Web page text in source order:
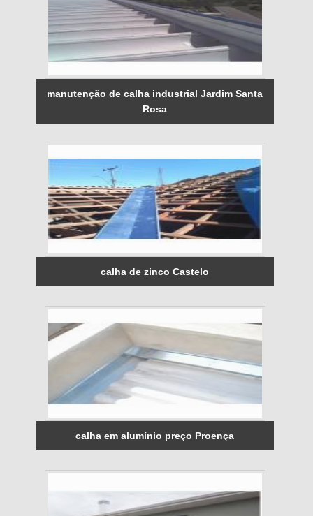
manutenção de calha industrial Jardim Santa
Rosa
calha de zinco Castelo
calha em alumínio preço Proença